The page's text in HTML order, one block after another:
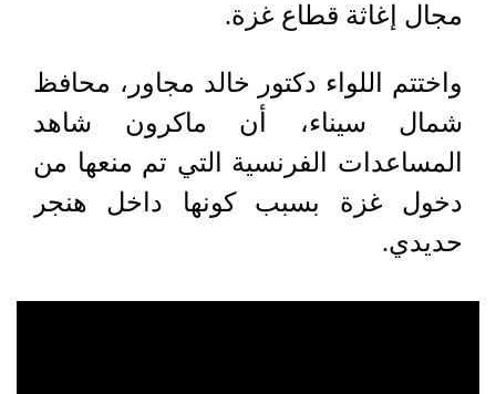
مجال إغاثة قطاع غزة.
واختتم اللواء دكتور خالد مجاور، محافظ
شمال سيناء، أن ماكرون شاهد
المساعدات الفرنسية التي تم منعها من
دخول غزة بسبب كونها داخل هنجر
حديدي.